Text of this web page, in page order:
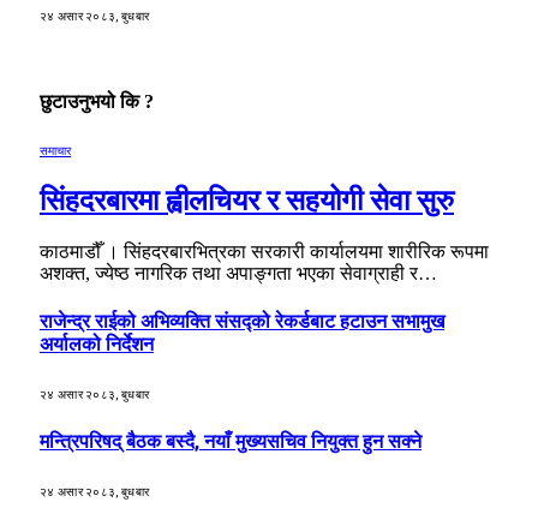
२४ असार २०८३, बुधबार
छुटाउनुभयो कि ?
समाचार
सिंहदरबारमा ह्वीलचियर र सहयोगी सेवा सुरु
काठमाडौँ । सिंहदरबारभित्रका सरकारी कार्यालयमा शारीरिक रूपमा
अशक्त, ज्येष्ठ नागरिक तथा अपाङ्गता भएका सेवाग्राही र…
राजेन्द्र राईको अभिव्यक्ति संसद्को रेकर्डबाट हटाउन सभामुख
अर्यालको निर्देशन
२४ असार २०८३, बुधबार
मन्त्रिपरिषद् बैठक बस्दै, नयाँ मुख्यसचिव नियुक्त हुन सक्ने
२४ असार २०८३, बुधबार